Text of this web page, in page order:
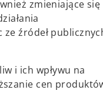
zmieniające się
źródeł
i ich wpływu na
cen